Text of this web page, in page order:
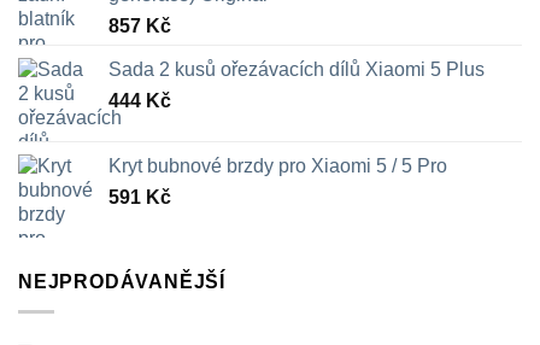
857 Kč
Sada 2 kusů ořezávacích dílů Xiaomi 5 Plus
444 Kč
Kryt bubnové brzdy pro Xiaomi 5 / 5 Pro
591 Kč
NEJPRODÁVANĚJŠÍ